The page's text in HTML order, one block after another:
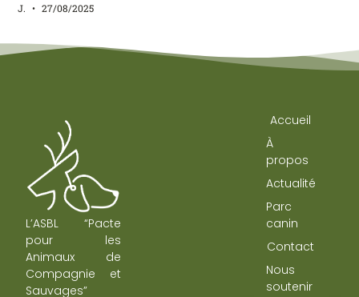
J. 27/08/2025
Accueil
À
propos
Actualité
Parc
canin
Contact
Nous
soutenir
L’ASBL “Pacte
pour les
Animaux de
Compagnie et
Sauvages”